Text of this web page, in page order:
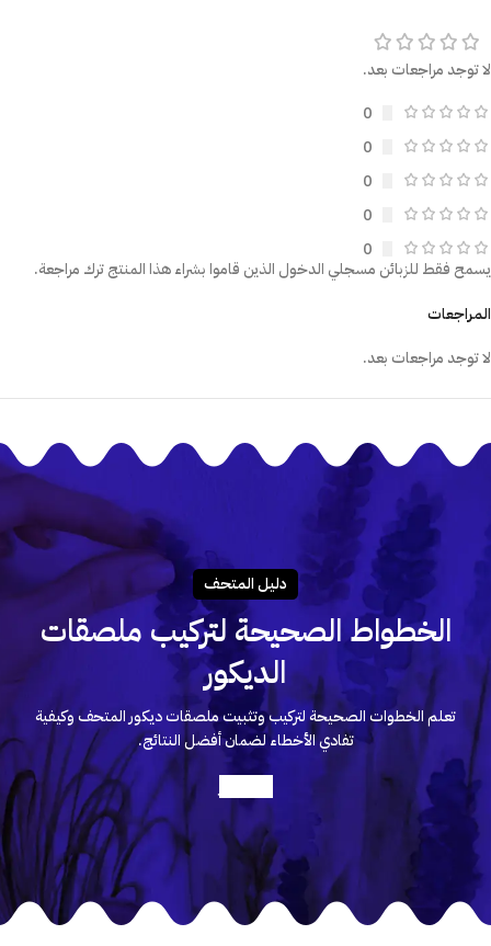
لا توجد مراجعات بعد.
0
0
0
0
0
المراجعات
لا توجد مراجعات بعد.
يسمح فقط للزبائن مسجلي الدخول الذين قاموا بشراء هذا المنتج ترك مراجعة.
دليـل المتحـف
الخطواط الصحيحة لتركيب ملصقات
الديكور
تعلم الخطوات الصحيحة لتركيب وتثبيت ملصقات ديكور المتحف وكيفية
تفادي الأخطاء لضمان أفضل النتائج.